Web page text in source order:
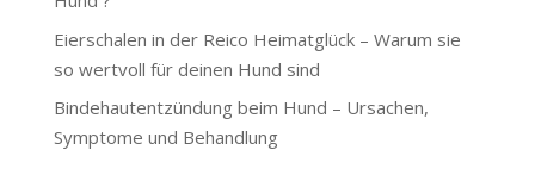
Eierschalen in der Reico Heimatglück – Warum sie
so wertvoll für deinen Hund sind
Bindehautentzündung beim Hund – Ursachen,
Symptome und Behandlung